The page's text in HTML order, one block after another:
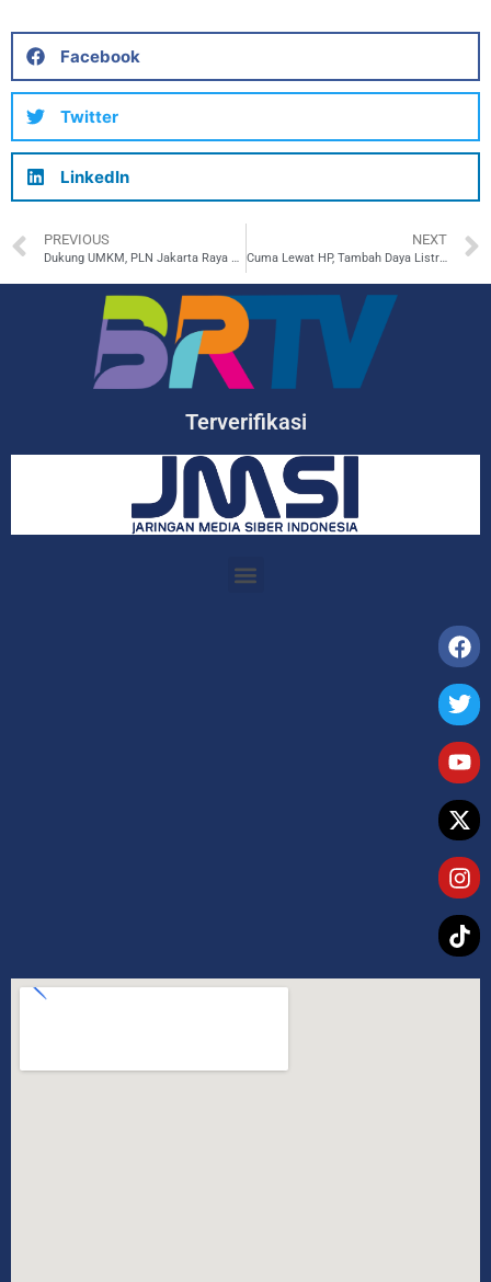
Facebook
Twitter
LinkedIn
PREVIOUS
Dukung UMKM, PLN Jakarta Raya Panen Prestasi di Ajang Nasional!
NEXT
Cuma Lewat HP, Tambah Daya Listrik Diskon 50%! Mendag dan Wamendag Ajak Unduh PLN Mobile
Terverifikasi